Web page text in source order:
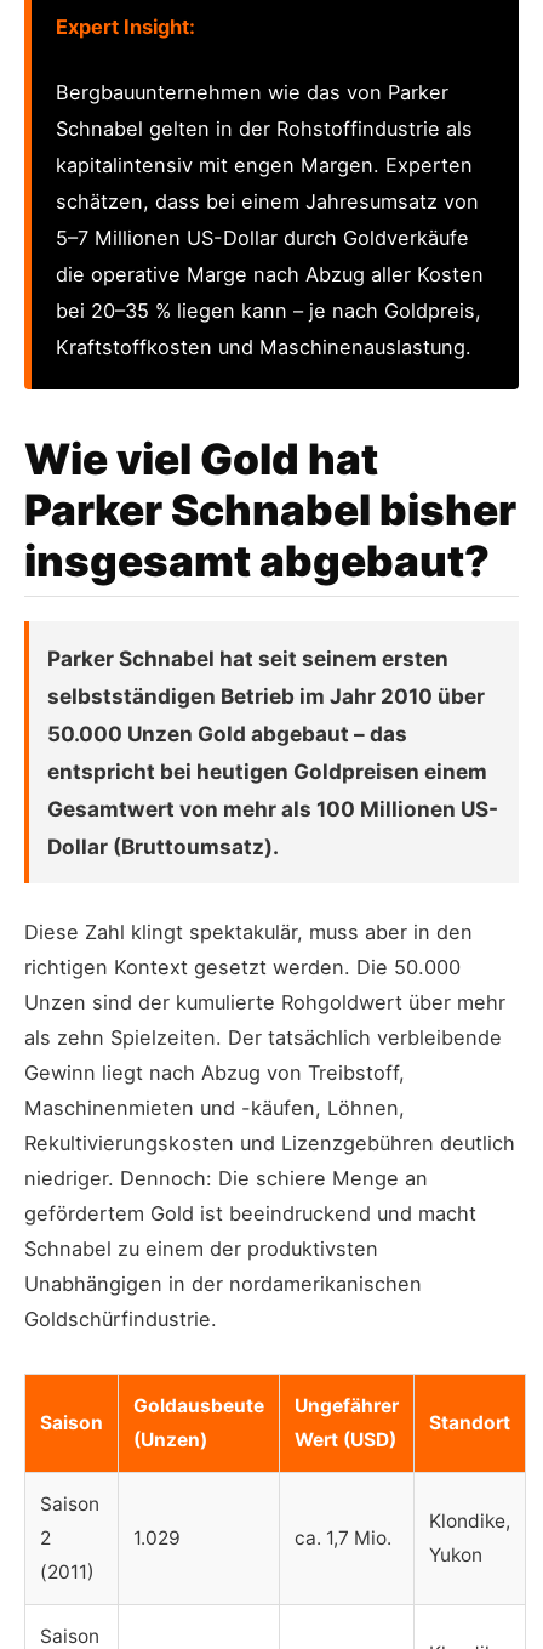
Expert Insight:
Bergbauunternehmen wie das von Parker
Schnabel gelten in der Rohstoffindustrie als
kapitalintensiv mit engen Margen. Experten
schätzen, dass bei einem Jahresumsatz von
5–7 Millionen US-Dollar durch Goldverkäufe
die operative Marge nach Abzug aller Kosten
bei 20–35 % liegen kann – je nach Goldpreis,
Kraftstoffkosten und Maschinenauslastung.
Wie viel Gold hat
Parker Schnabel bisher
insgesamt abgebaut?
Parker Schnabel hat seit seinem ersten
selbstständigen Betrieb im Jahr 2010 über
50.000 Unzen Gold abgebaut – das
entspricht bei heutigen Goldpreisen einem
Gesamtwert von mehr als 100 Millionen US-
Dollar (Bruttoumsatz).
Diese Zahl klingt spektakulär, muss aber in den
richtigen Kontext gesetzt werden. Die 50.000
Unzen sind der kumulierte Rohgoldwert über mehr
als zehn Spielzeiten. Der tatsächlich verbleibende
Gewinn liegt nach Abzug von Treibstoff,
Maschinenmieten und -käufen, Löhnen,
Rekultivierungskosten und Lizenzgebühren deutlich
niedriger. Dennoch: Die schiere Menge an
gefördertem Gold ist beeindruckend und macht
Schnabel zu einem der produktivsten
Unabhängigen in der nordamerikanischen
Goldschürfindustrie.
Saison
Goldausbeute
(Unzen)
Ungefährer
Wert (USD)
Standort
Saison
2
(2011)
1.029 ca. 1,7 Mio.
Klondike,
Yukon
Saison